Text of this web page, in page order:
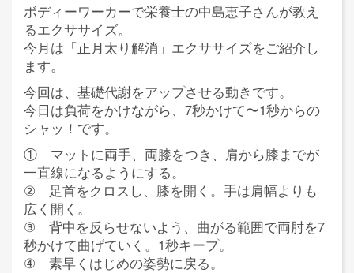
ボディーワーカーで栄養士の中島恵子さんが教え
るエクササイズ。
今月は「正月太り解消」エクササイズをご紹介し
ます。
今回は、基礎代謝をアップさせる動きです。
今日は負荷をかけながら、7秒かけて〜1秒からの
シャッ！です。
① マットに両手、両膝をつき、肩から膝までが
一直線になるようにする。
② 足首をクロスし、膝を開く。手は肩幅よりも
広く開く。
③ 背中を反らせないよう、曲がる範囲で両肘を7
秒かけて曲げていく。1秒キープ。
④ 素早くはじめの姿勢に戻る。